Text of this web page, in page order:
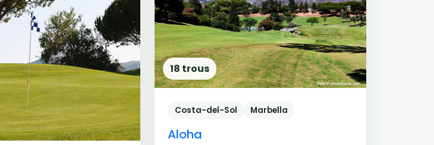
18 trous
Costa-del-Sol Marbella
Aloha